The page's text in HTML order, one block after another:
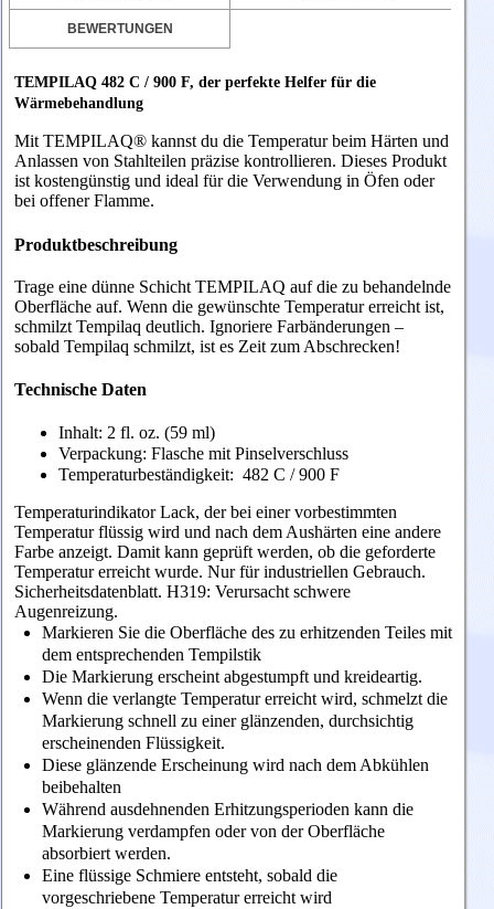
BEWERTUNGEN
TEMPILAQ 482 C / 900 F, der perfekte Helfer für die
Wärmebehandlung
Mit TEMPILAQ® kannst du die Temperatur beim Härten und
Anlassen von Stahlteilen präzise kontrollieren. Dieses Produkt
ist kostengünstig und ideal für die Verwendung in Öfen oder
bei offener Flamme.
Produktbeschreibung
Trage eine dünne Schicht TEMPILAQ auf die zu behandelnde
Oberfläche auf. Wenn die gewünschte Temperatur erreicht ist,
schmilzt Tempilaq deutlich. Ignoriere Farbänderungen –
sobald Tempilaq schmilzt, ist es Zeit zum Abschrecken!
Technische Daten
Inhalt: 2 fl. oz. (59 ml)
Verpackung: Flasche mit Pinselverschluss
Temperaturbeständigkeit: 482 C / 900 F
Temperaturindikator Lack, der bei einer vorbestimmten
Temperatur flüssig wird und nach dem Aushärten eine andere
Farbe anzeigt. Damit kann geprüft werden, ob die geforderte
Temperatur erreicht wurde. Nur für industriellen Gebrauch.
Sicherheitsdatenblatt. H319: Verursacht schwere
Augenreizung.
Markieren Sie die Oberfläche des zu erhitzenden Teiles mit
dem entsprechenden Tempilstik
Die Markierung erscheint abgestumpft und kreideartig.
Wenn die verlangte Temperatur erreicht wird, schmelzt die
Markierung schnell zu einer glänzenden, durchsichtig
erscheinenden Flüssigkeit.
Diese glänzende Erscheinung wird nach dem Abkühlen
beibehalten
Während ausdehnenden Erhitzungsperioden kann die
Markierung verdampfen oder von der Oberfläche
absorbiert werden.
Eine flüssige Schmiere entsteht, sobald die
vorgeschriebene Temperatur erreicht wird